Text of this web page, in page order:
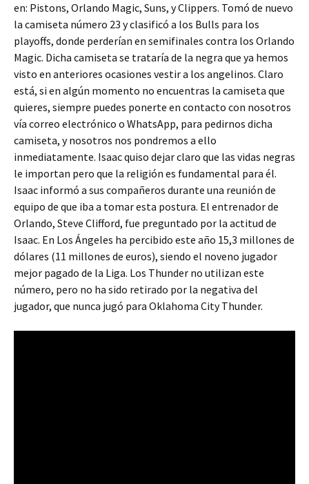
en: Pistons, Orlando Magic, Suns, y Clippers. Tomó de nuevo
la camiseta número 23 y clasificó a los Bulls para los
playoffs, donde perderían en semifinales contra los Orlando
Magic. Dicha camiseta se trataría de la negra que ya hemos
visto en anteriores ocasiones vestir a los angelinos. Claro
está, si en algún momento no encuentras la camiseta que
quieres, siempre puedes ponerte en contacto con nosotros
vía correo electrónico o WhatsApp, para pedirnos dicha
camiseta, y nosotros nos pondremos a ello
inmediatamente. Isaac quiso dejar claro que las vidas negras
le importan pero que la religión es fundamental para él.
Isaac informó a sus compañeros durante una reunión de
equipo de que iba a tomar esta postura. El entrenador de
Orlando, Steve Clifford, fue preguntado por la actitud de
Isaac. En Los Ángeles ha percibido este año 15,3 millones de
dólares (11 millones de euros), siendo el noveno jugador
mejor pagado de la Liga. Los Thunder no utilizan este
número, pero no ha sido retirado por la negativa del
jugador, que nunca jugó para Oklahoma City Thunder.